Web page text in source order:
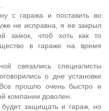
с гаража и поставить во
не исправна, я ее закрыл
замок, чтоб хоть как то
в гараже на время
связались специалисты
о дне установке
прошло очень быстро и
компании доволен.
защищать и гараж, но